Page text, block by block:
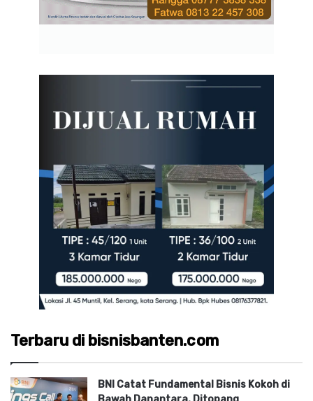
Terbaru di bisnisbanten.com
BNI Catat Fundamental Bisnis Kokoh di